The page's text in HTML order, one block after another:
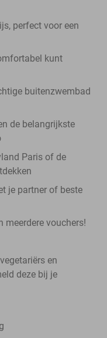
perfect voor een
kunt
buitenzwembad
de belangrijkste
Paris of de
je partner of beste
meerdere vouchers!
en
deze bij je